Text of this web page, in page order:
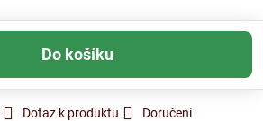
Do košíku
Dotaz k produktu Doručení